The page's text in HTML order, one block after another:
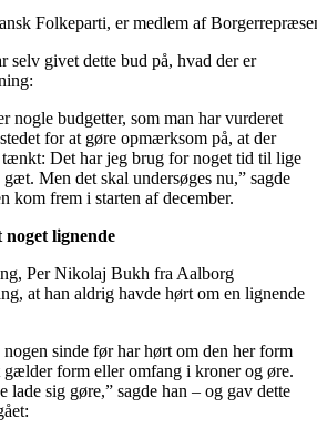
Folkeparti, er medlem af
selv givet dette bud på, hvad der er
nogle budgetter, som man har vurderet
for at gøre opmærksom på, at der
tænkt: Det har jeg brug for noget tid til lige
Men det skal undersøges nu,” sagde
kom frem i starten af december.
lignende
Per Nikolaj Bukh fra Aalborg
at han aldrig havde hørt om en lignende
sinde før har hørt om den her form
form eller omfang i kroner og øre.
lade sig gøre,” sagde han – og gav dette